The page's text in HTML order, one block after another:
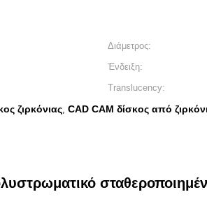
Διάμετρος:
Ένδειξη:
Translucency:
ζιρκόνιας, CAD CAM δίσκος από